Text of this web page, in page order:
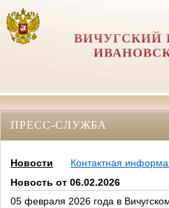
ВИЧУГСКИЙ
ПРЕСС-СЛУЖБА
Новости
Контактная
Новость от 06.02.2026
05 февраля 2026 года в